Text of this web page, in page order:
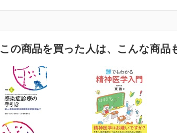
この商品を買った人は、こんな商品